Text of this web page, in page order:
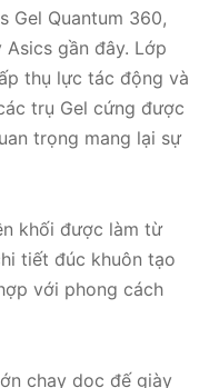
Gel Quantum 360,
gần đây. Lớp
thụ lực tác động và
trụ Gel cứng được
trọng mang lại sự
khối được làm từ
tiết đúc khuôn tạo
với phong cách
chạy dọc đế giày